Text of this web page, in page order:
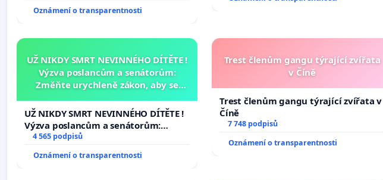
Oznámení o transparentnosti
UŽ NIKDY SMRT NEVINNÉHO DÍTĚTE !
Výzva poslancům a senátorům:
Změňte urychleně zákon, aby se
opakovat!
UŽ NIKDY SMRT NEVINNÉHO DÍTĚTE !
Výzva poslancům a senátorům:
Změňte urychleně zákon, aby se
opakovat!
4 565 podpisů
Oznámení o transparentnosti
Trest členům gangu týrající zvířata
v Číně
Trest členům gangu týrající zvířata v
Číně
7 748 podpisů
Oznámení o transparentnosti